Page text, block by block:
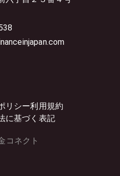
リシー利用規約
に基づく表記
コネクト